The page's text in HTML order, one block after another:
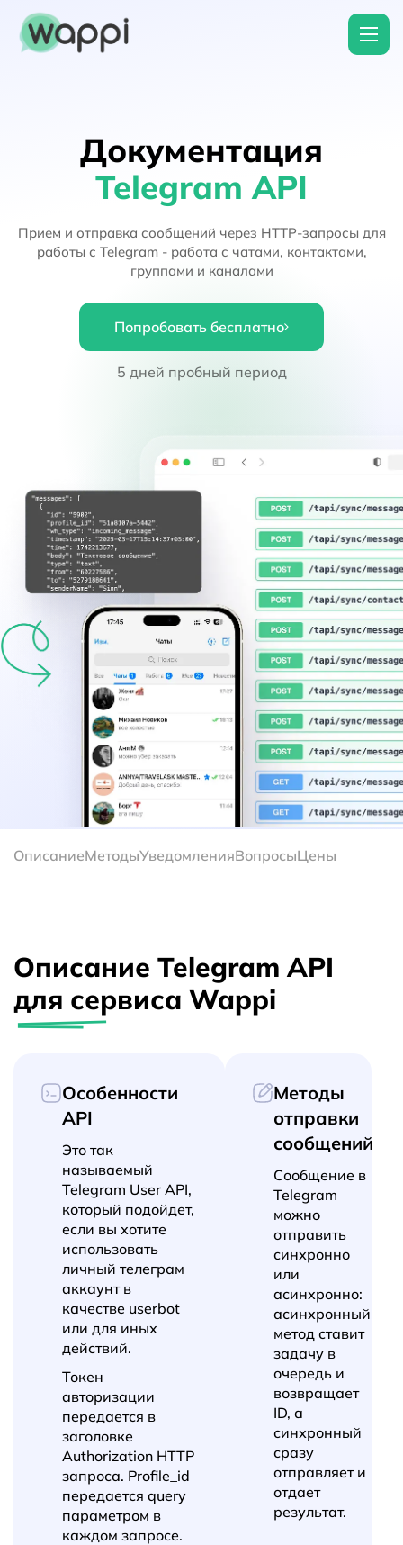
Документация
Telegram API
Прием и отправка сообщений через HTTP-запросы для
работы с Telegram - работа с чатами, контактами,
группами и каналами
Попробовать бесплатно
5 дней пробный период
ОписаниеМетодыУведомленияВопросыЦены
Описание Telegram API
для сервиса Wappi
Методы
отправки
сообщений
Сообщение в
Telegram
можно
отправить
синхронно
или
асинхронно:
асинхронный
метод ставит
задачу в
очередь и
возвращает
ID, а
синхронный
сразу
отправляет и
отдает
результат.
Особенности
API
Это так
называемый
Telegram User API,
который подойдет,
если вы хотите
использовать
личный телеграм
аккаунт в
качестве userbot
или для иных
действий.
Токен
авторизации
передается в
заголовке
Authorization HTTP
запроса. Profile_id
передается query
параметром в
каждом запросе.